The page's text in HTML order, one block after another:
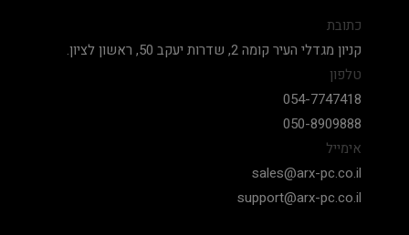
כתובת
קניון מגדלי העיר קומה 2, שדרות יעקב 50, ראשון לציון.
טלפון
054-7747418
050-8909888
אימייל
sales@arx-pc.co.il
support@arx-pc.co.il